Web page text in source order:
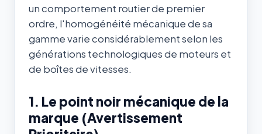
un comportement routier de premier
ordre, l'homogénéité mécanique de sa
gamme varie considérablement selon les
générations technologiques de moteurs et
de boîtes de vitesses.
1. Le point noir mécanique de la
marque (Avertissement